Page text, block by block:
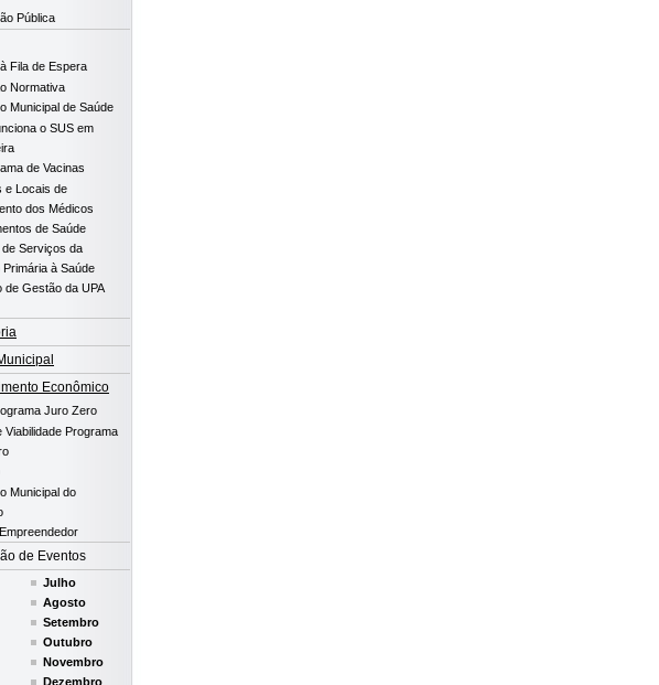
Pública
Fila de Espera
Normativa
Municipal de Saúde
o SUS em
de Vacinas
e Locais de
dos Médicos
de Saúde
Serviços da
Primária à Saúde
de Gestão da UPA
Econômico
Juro Zero
Viabilidade Programa
Municipal do
de Eventos
Julho
Agosto
Setembro
Outubro
Novembro
Dezembro